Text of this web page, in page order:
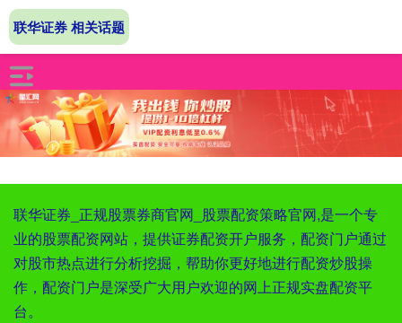
联华证券_正规股票券商官网_股票配资策略官网,是一个专
业的股票配资网站，提供证券配资开户服务，配资门户通过
对股市热点进行分析挖掘，帮助你更好地进行配资炒股操
作，配资门户是深受广大用户欢迎的网上正规实盘配资平
台。
联华证券 相关话题